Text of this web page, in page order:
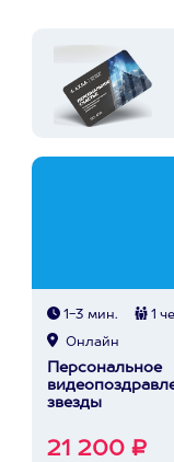
1-3 мин. 1
Онлайн
Персональное
звезды
21 200 ₽